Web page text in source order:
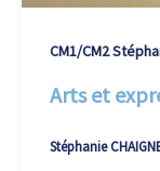
CM1/CM2
Arts et
Stéphanie